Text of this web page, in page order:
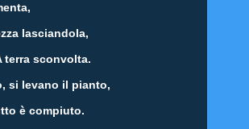
lasciandola,
terra sconvolta.
si levano il pianto,
è compiuto.